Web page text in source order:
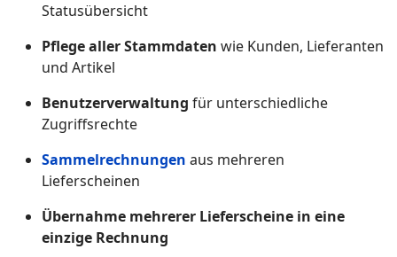
Statusübersicht
Pflege aller Stammdaten wie Kunden, Lieferanten
und Artikel
Benutzerverwaltung für unterschiedliche
Zugriffsrechte
Sammelrechnungen aus mehreren
Lieferscheinen
Übernahme mehrerer Lieferscheine in eine
einzige Rechnung